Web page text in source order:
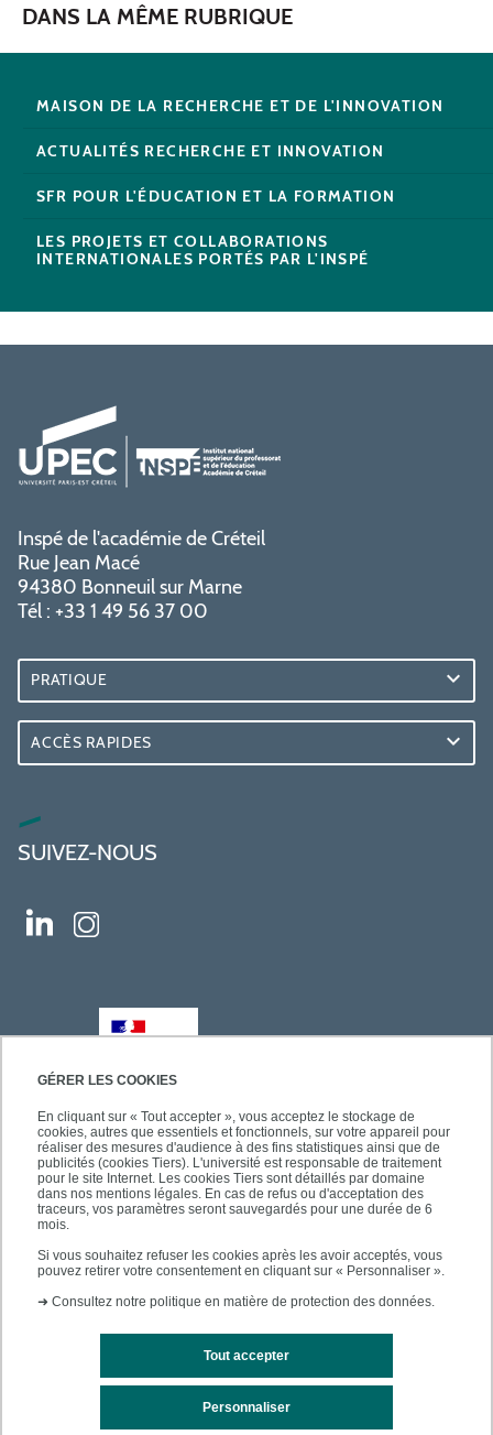
GÉRER LES COOKIES
En cliquant sur « Tout accepter », vous acceptez le stockage de
cookies, autres que essentiels et fonctionnels, sur votre appareil pour
réaliser des mesures d'audience à des fins statistiques ainsi que de
publicités (cookies Tiers). L'université est responsable de traitement
pour le site Internet. Les cookies Tiers sont détaillés par domaine
dans nos mentions légales. En cas de refus ou d'acceptation des
traceurs, vos paramètres seront sauvegardés pour une durée de 6
mois.
Si vous souhaitez refuser les cookies après les avoir acceptés, vous
pouvez retirer votre consentement en cliquant sur « Personnaliser ».
➜ Consultez notre politique en matière de protection des données.
Tout accepter
Personnaliser
DANS LA MÊME RUBRIQUE
MAISON DE LA RECHERCHE ET DE L'INNOVATION
ACTUALITÉS RECHERCHE ET INNOVATION
SFR POUR L'ÉDUCATION ET LA FORMATION
LES PROJETS ET COLLABORATIONS
INTERNATIONALES PORTÉS PAR L'INSPÉ
Inspé de l'académie de Créteil
Rue Jean Macé
94380 Bonneuil sur Marne
Tél : +33 1 49 56 37 00
PRATIQUE
ACCÈS RAPIDES
SUIVEZ-NOUS
Mentions légales Plan du site